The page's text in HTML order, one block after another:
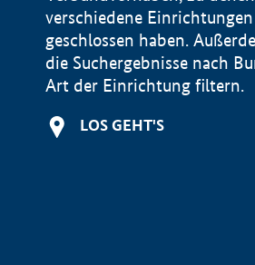
verschiedene
geschlossen haben.
die Suchergebnisse nach
Art der Einrichtung filtern.
LOS GEHT'S